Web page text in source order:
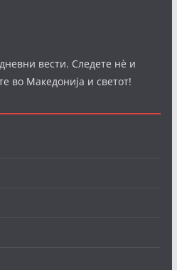
вести. Следете нè и
во Македонија и светот!